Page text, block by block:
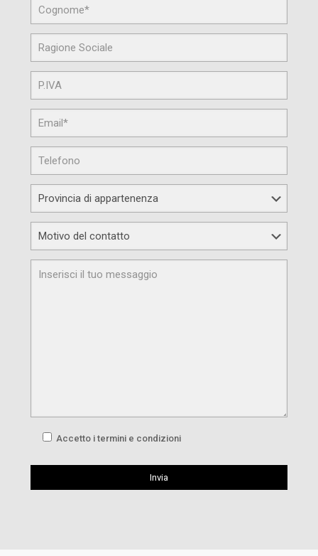
Accetto i termini e condizioni